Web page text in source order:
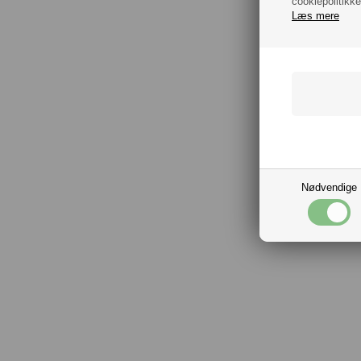
Læs mere
Nødvendige